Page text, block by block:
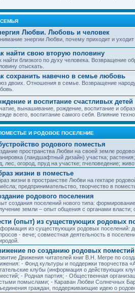
Любви. Любовь и человек
энергии Любви, почему приходит и уходит
найти свою вторую половину
найти близкого по духу человека. Возвращение
отыскать.
сохранить навечно в семье любовь
двоих. Отношения в семье. Возвращение
и воспитание счастливых детей
вынашивание, рождение, воспитание и
всего, воспитание самого себя. Влияние
И РОДОВОЕ ПОСЕЛЕНИЕ
родового поместья
пространства Любви на своей земле
(ландшафтный дизайн) участка;
лес, огород, пруд на участке; пчеловедение;
жизни в поместье
жизни в пространстве Любви на гектаре
предпринимательство, творчество в
родового поселения
создания поселений нового типа:
земли – опыт общения с органами власти;
(опыт) из существующих родовых
из существующих родовых поселений:
- вече; совместная деятельность в
по созданию родовых поместий
Движения читателей книг В.Н. Мегре по
- Фонд культуры и поддержки творчества
клубы (информация о действующих
- Родная партия; - Общественная
помыслами; - Караван Любви Солнечных
граждан, поддерживающие идею о